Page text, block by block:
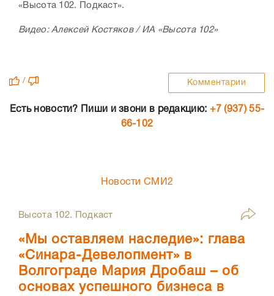
«Высота 102. Подкаст».
Видео: Алексей Костяков / ИА «Высота 102»
/ Комментарии
Есть новости? Пиши и звони в редакцию: +7 (937) 55-
66-102
Новости СМИ2
Высота 102. Подкаст
«Мы оставляем наследие»: глава
«Синара-Девелопмент» в
Волгограде Мария Дробаш – об
основах успешного бизнеса в